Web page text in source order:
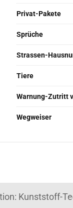
Privat-Pakete
Sprüche
Strassen-
Tiere
Warnung-Zutritt
Wegweiser
Kunststoff-